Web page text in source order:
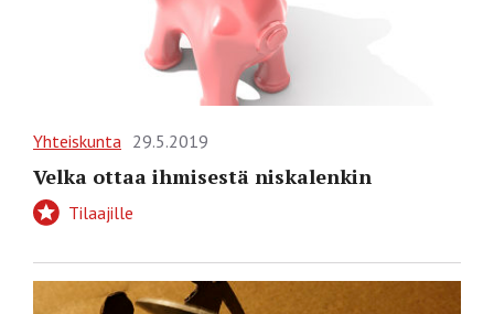
Yhteiskunta 29.5.2019
Velka ottaa ihmisestä niskalenkin
Tilaajille